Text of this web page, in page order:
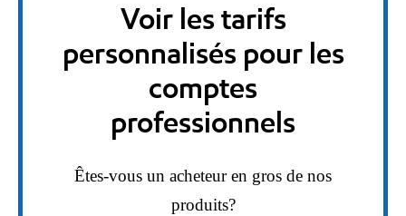
Voir les tarifs
personnalisés pour les
comptes
professionnels
Êtes-vous un acheteur en gros de nos
produits?